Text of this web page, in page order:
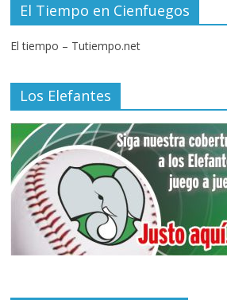
El Tiempo en Cienfuegos
El tiempo – Tutiempo.net
Los Elefantes